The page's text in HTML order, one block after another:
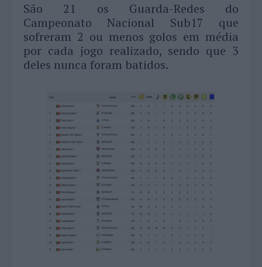
São 21 os Guarda-Redes do
Campeonato Nacional Sub17 que
sofreram 2 ou menos golos em média
por cada jogo realizado, sendo que 3
deles nunca foram batidos.